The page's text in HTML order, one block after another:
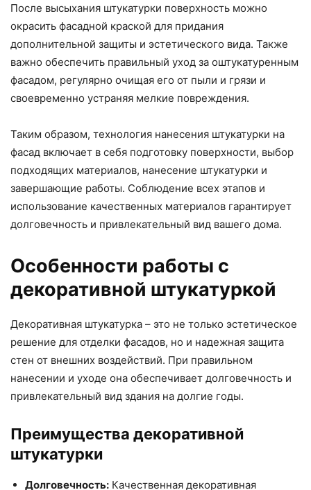
После высыхания штукатурки поверхность можно
окрасить фасадной краской для придания
дополнительной защиты и эстетического вида. Также
важно обеспечить правильный уход за оштукатуренным
фасадом, регулярно очищая его от пыли и грязи и
своевременно устраняя мелкие повреждения.
Таким образом, технология нанесения штукатурки на
фасад включает в себя подготовку поверхности, выбор
подходящих материалов, нанесение штукатурки и
завершающие работы. Соблюдение всех этапов и
использование качественных материалов гарантирует
долговечность и привлекательный вид вашего дома.
Особенности работы с
декоративной штукатуркой
Декоративная штукатурка – это не только эстетическое
решение для отделки фасадов, но и надежная защита
стен от внешних воздействий. При правильном
нанесении и уходе она обеспечивает долговечность и
привлекательный вид здания на долгие годы.
Преимущества декоративной
штукатурки
Долговечность: Качественная декоративная